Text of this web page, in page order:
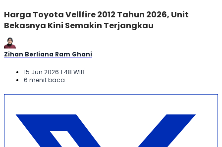
Harga Toyota Vellfire 2012 Tahun 2026, Unit
Bekasnya Kini Semakin Terjangkau
Zihan Berliana Ram Ghani
15 Jun 2026 1:48 WIB
6 menit baca